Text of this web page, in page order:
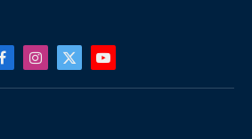
FacebookInstagram
X
(Twitter)
YouTube